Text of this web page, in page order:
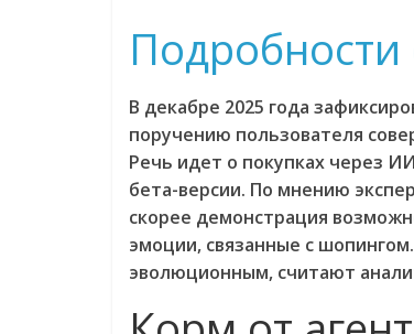
Подробности
В декабре 2025 года
поручению пользователя
Речь идет о покупках через
бета-версии. По мнению
скорее демонстрация
эмоции, связанные с
эволюционным, считают